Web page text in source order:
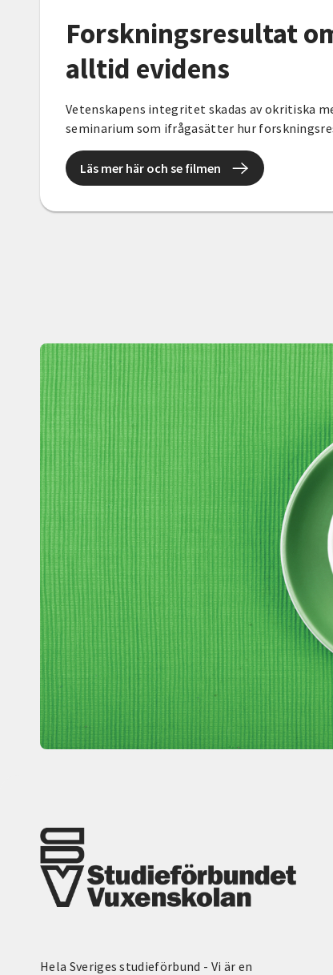
Forskningsresultat
alltid evidens
Vetenskapens integritet skadas av okritiska
seminarium som ifrågasätter hur
Läs mer här och se filmen
Hela Sveriges studieförbund - Vi är en